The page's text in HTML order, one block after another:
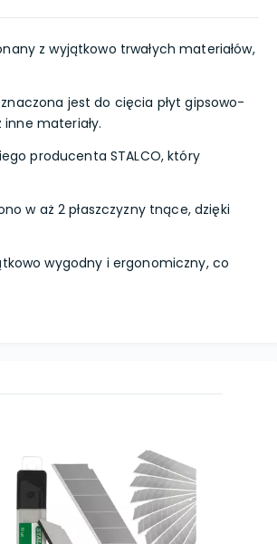
z wyjątkowo trwałych materiałów,
jest do cięcia płyt gipsowo-
materiały.
producenta STALCO, który
w aż 2 płaszczyzny tnące, dzięki
wygodny i ergonomiczny, co